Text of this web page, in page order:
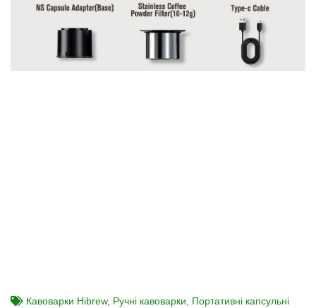
Кавоварки Hibrew, Ручні кавоварки, Портативні капсульні